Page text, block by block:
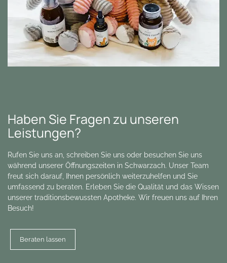
Haben Sie Fragen zu unseren
Leistungen?
Rufen Sie uns an, schreiben Sie uns oder besuchen Sie uns
während unserer Öffnungszeiten in Schwarzach. Unser Team
freut sich darauf, Ihnen persönlich weiterzuhelfen und Sie
umfassend zu beraten. Erleben Sie die Qualität und das Wissen
unserer traditionsbewussten Apotheke. Wir freuen uns auf Ihren
Besuch!
Beraten lassen